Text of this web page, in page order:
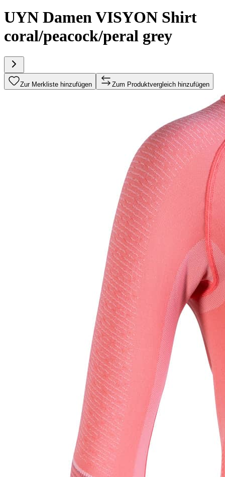
UYN Damen VISYON Shirt
coral/peacock/peral grey
Zur Merkliste hinzufügen Zum Produktvergleich hinzufügen